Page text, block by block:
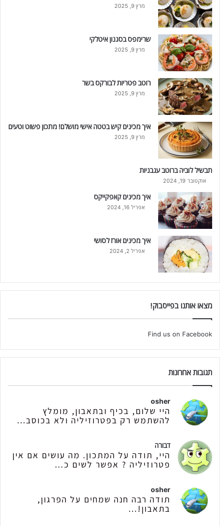
מרץ 9, 2025
שרימפס בסגנון איטלקי
מרץ 9, 2025
רוטב פטריות לבורקס בשר
מרץ 9, 2025
איך מכינים קיש בטטה אישי מושלם! מתכון פשוט וטעים
מרץ 9, 2025
תבשיל לוביה ברוטב עגבניות
אוקטובר 19, 2024
איך מכינים קאפקייקס
אפריל 16, 2024
איך מכינים אורז לסושי
אפריל 2, 2024
מצאו אותנו בפייסבוק!
Find us on Facebook
תגובות אחרונות
osher
היי שלום, בכיף ובתאבון, מומלץ
להשתמש רק בפטרוזיליה ולא בכוסב...
דבורה
היי, תודה על המתכון. מה עושים אם אין
פטרוזיליה ? אפשר לשים כ...
osher
תודה רבה חנה שמחים על הפרגון,
בתאבון!...